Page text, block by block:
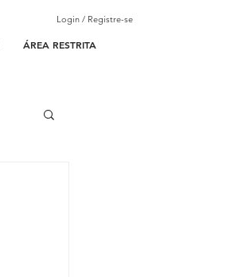
ÁREA RESTRITA
Login / Registre-se